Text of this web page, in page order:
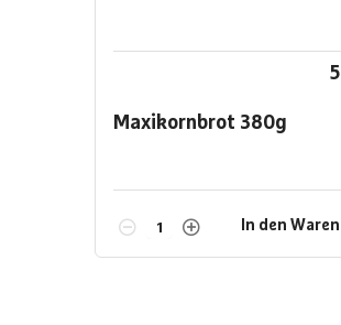
Maxikornbrot 380g
In den